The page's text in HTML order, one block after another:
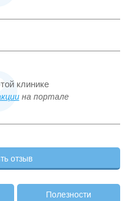
клинике
на портале
отзыв
Полезности